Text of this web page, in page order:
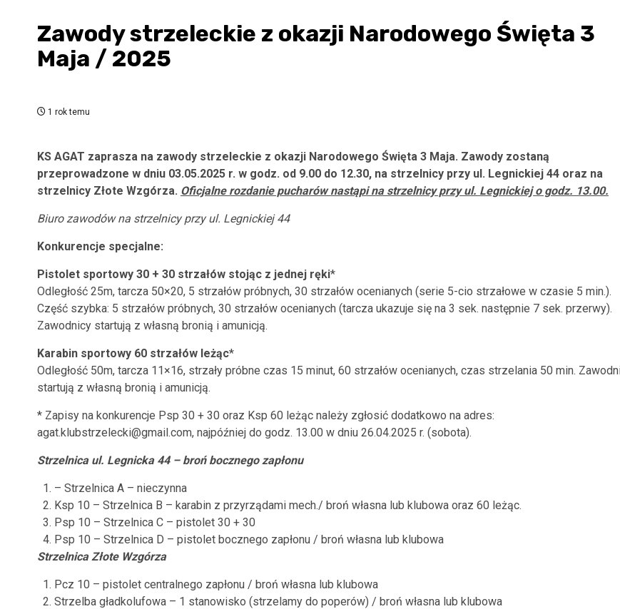
Zawody strzeleckie z okazji Narodowego Święta 3
Maja / 2025
1 rok temu
KS AGAT zaprasza na zawody strzeleckie z okazji Narodowego Święta 3 Maja. Zawody zostaną
przeprowadzone w dniu 03.05.2025 r. w godz. od 9.00 do 12.30, na strzelnicy przy ul. Legnickiej 44 oraz na
strzelnicy Złote Wzgórza. Oficjalne rozdanie pucharów nastąpi na strzelnicy przy ul. Legnickiej o godz. 13.00.
Biuro zawodów na strzelnicy przy ul. Legnickiej 44
Konkurencje specjalne:
Pistolet sportowy 30 + 30 strzałów stojąc z jednej ręki*
Odległość 25m, tarcza 50×20, 5 strzałów próbnych, 30 strzałów ocenianych (serie 5-cio strzałowe w czasie 5 min.).
Część szybka: 5 strzałów próbnych, 30 strzałów ocenianych (tarcza ukazuje się na 3 sek. następnie 7 sek. przerwy).
Zawodnicy startują z własną bronią i amunicją.
Karabin sportowy 60 strzałów leżąc*
Odległość 50m, tarcza 11×16, strzały próbne czas 15 minut, 60 strzałów ocenianych, czas strzelania 50 min.
startują z własną bronią i amunicją.
* Zapisy na konkurencje Psp 30 + 30 oraz Ksp 60 leżąc należy zgłosić dodatkowo na adres:
agat.klubstrzelecki@gmail.com, najpóźniej do godz. 13.00 w dniu 26.04.2025 r. (sobota).
Strzelnica ul. Legnicka 44 – broń bocznego zapłonu
– Strzelnica A – nieczynna
Ksp 10 – Strzelnica B – karabin z przyrządami mech./ broń własna lub klubowa oraz 60 leżąc.
Psp 10 – Strzelnica C – pistolet 30 + 30
Psp 10 – Strzelnica D – pistolet bocznego zapłonu / broń własna lub klubowa
Strzelnica Złote Wzgórza
Pcz 10 – pistolet centralnego zapłonu / broń własna lub klubowa
Strzelba gładkolufowa – 1 stanowisko (strzelamy do poperów) / broń własna lub klubowa